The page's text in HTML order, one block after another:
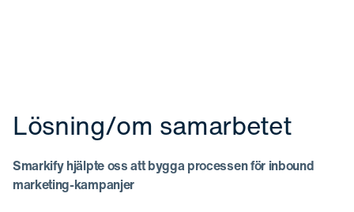
Lösning/om samarbetet
Smarkify hjälpte oss att bygga processen för inbound
marketing-kampanjer